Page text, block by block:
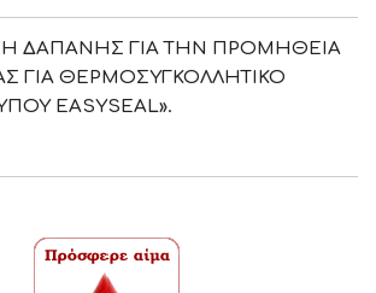
ΔΑΠΑΝΗΣ ΓΙΑ ΤΗΝ ΠΡΟΜΗΘΕΙΑ
ΓΙΑ ΘΕΡΜΟΣΥΓΚΟΛΛΗΤΙΚΟ
EASYSEAL».